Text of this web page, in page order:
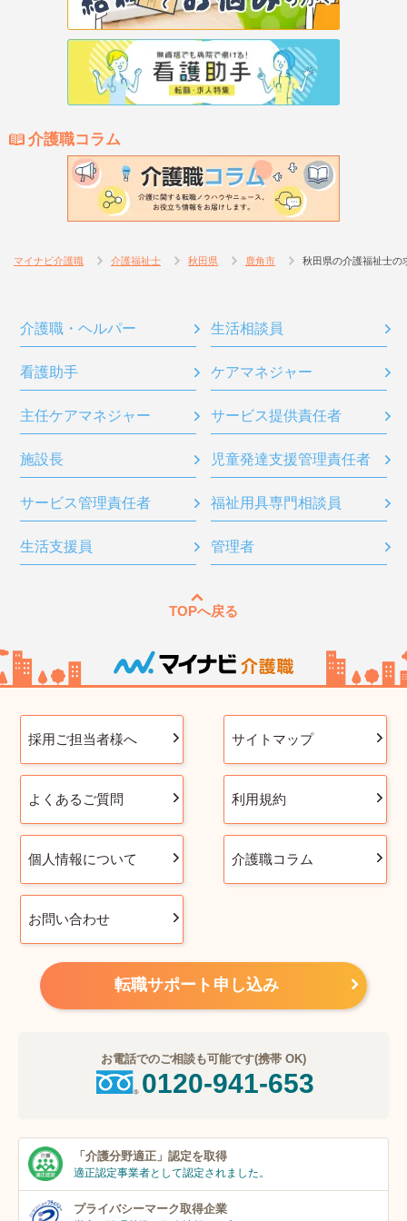
介護職コラム
マイナビ介護職 介護福祉士 秋田県 鹿角市 秋田県の介護福祉士の
介護職・ヘルパー 生活相談員
看護助手 ケアマネジャー
主任ケアマネジャー サービス提供責任者
施設長 児童発達支援管理責任者
サービス管理責任者 福祉用具専門相談員
生活支援員 管理者
TOPへ戻る
採用ご担当者様へ サイトマップ
よくあるご質問 利用規約
個人情報について 介護職コラム
お問い合わせ
転職サポート申し込み
お電話でのご相談も可能です(携帯 OK)
0120-941-653
「介護分野適正」 認定を取得
適正認定事業者として認定されました。
プライバシーマーク取得企業